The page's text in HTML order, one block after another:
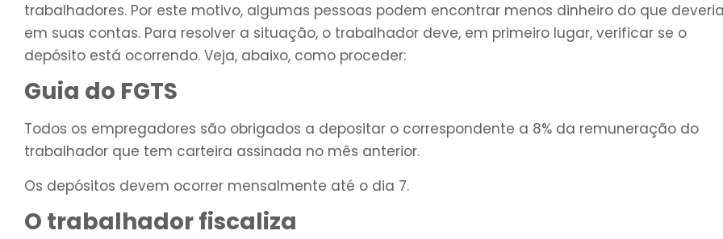
trabalhadores. Por este motivo, algumas pessoas podem encontrar menos dinheiro do que
em suas contas. Para resolver a situação, o trabalhador deve, em primeiro lugar, verificar se o
depósito está ocorrendo. Veja, abaixo, como proceder:
Guia do FGTS
Todos os empregadores são obrigados a depositar o correspondente a 8% da remuneração do
trabalhador que tem carteira assinada no mês anterior.
Os depósitos devem ocorrer mensalmente até o dia 7.
O trabalhador fiscaliza